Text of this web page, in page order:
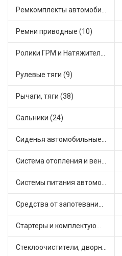
Ремкомплекты автомобильные (59)
Ремни приводные (10)
Ролики ГРМ и Натяжители (12)
Рулевые тяги (9)
Рычаги, тяги (38)
Сальники (24)
Сиденья автомобильные (1)
Система отопления и вентиляции (10)
Системы питания автомобиля (15)
Средства от запотевания и размораживатели стекла (1)
Стартеры и комплектующие (35)
Стеклоочистители, дворники (1)